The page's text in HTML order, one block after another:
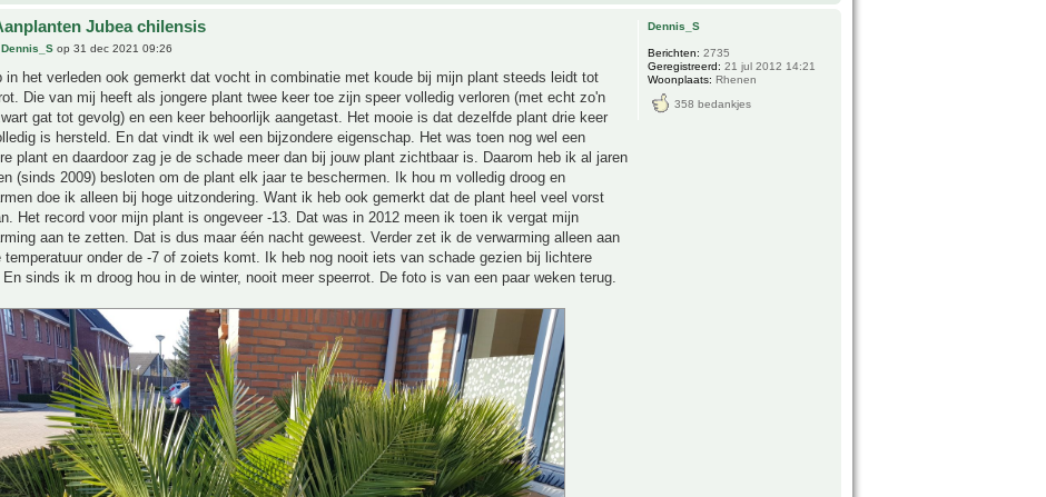
Jubea chilensis
Dennis_S op 31 dec 2021 09:26
in het verleden ook gemerkt dat vocht in combinatie met koude bij mijn plant steeds leidt tot
Die van mij heeft als jongere plant twee keer toe zijn speer volledig verloren (met echt zo'n
gat tot gevolg) en een keer behoorlijk aangetast. Het mooie is dat dezelfde plant drie keer
is hersteld. En dat vindt ik wel een bijzondere eigenschap. Het was toen nog wel een
plant en daardoor zag je de schade meer dan bij jouw plant zichtbaar is. Daarom heb ik al jaren
(sinds 2009) besloten om de plant elk jaar te beschermen. Ik hou m volledig droog en
doe ik alleen bij hoge uitzondering. Want ik heb ook gemerkt dat de plant heel veel vorst
Het record voor mijn plant is ongeveer -13. Dat was in 2012 meen ik toen ik vergat mijn
aan te zetten. Dat is dus maar één nacht geweest. Verder zet ik de verwarming alleen aan
temperatuur onder de -7 of zoiets komt. Ik heb nog nooit iets van schade gezien bij lichtere
sinds ik m droog hou in de winter, nooit meer speerrot. De foto is van een paar weken terug.
Dennis_S
Berichten: 2735
Geregistreerd: 21 jul 2012 14:21
Woonplaats: Rhenen
358 bedankjes